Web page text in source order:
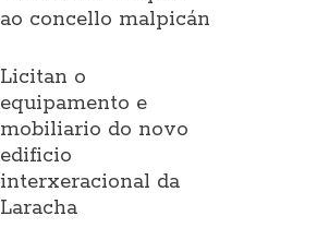
ao concello malpicán
Licitan o
equipamento e
mobiliario do novo
edificio
interxeracional da
Laracha